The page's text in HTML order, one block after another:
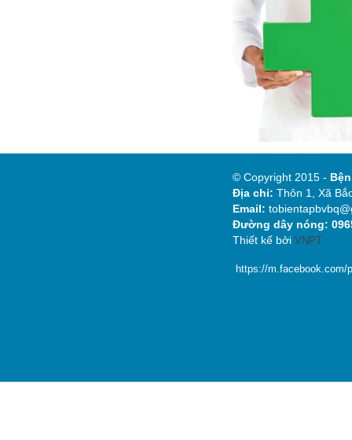
© Copyright 2015 -
Địa chỉ: Thôn 1, Xã
Email:
Đường dây nóng:
Thiết kế bởi VNPT
https://m.facebook.com/